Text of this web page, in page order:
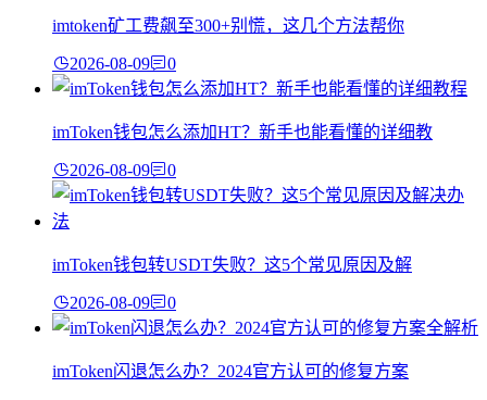
imtoken矿工费飙至300+别慌，这几个方法帮你
2026-08-09 0
imToken钱包怎么添加HT？新手也能看懂的详细教
2026-08-09 0
imToken钱包转USDT失败？这5个常见原因及解
2026-08-09 0
imToken闪退怎么办？2024官方认可的修复方案